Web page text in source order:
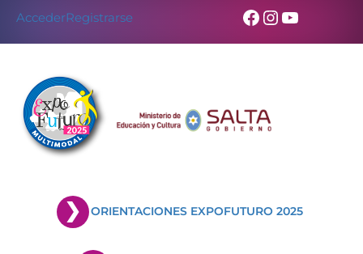
AccederRegistrarse Facebook
Instagram
YouTube
ORIENTACIONES EXPOFUTURO 2025